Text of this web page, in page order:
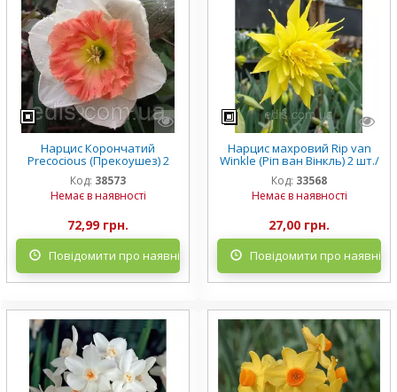
Нарцис Корончатий
Precocious (Прекоушез) 2
шт./уп.
Код: 38573
Немає в наявності
72,99 грн.
Повідомити про наявність
Нарцис махровий Rip van
Winkle (Ріп ван Вінкль) 2 шт./
уп.
Код: 33568
Немає в наявності
27,00 грн.
Повідомити про